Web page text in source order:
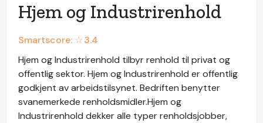
Hjem og Industrirenhold
Smartscore: ☆3.4
Hjem og Industrirenhold tilbyr renhold til privat og
offentlig sektor. Hjem og Industrirenhold er offentlig
godkjent av arbeidstilsynet. Bedriften benytter
svanemerkede renholdsmidler.Hjem og
Industrirenhold dekker alle typer renholdsjobber,